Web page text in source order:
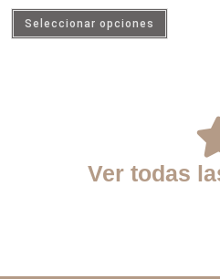
Seleccionar opciones
Ver todas